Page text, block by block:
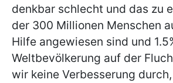
denkbar schlecht und das zu
der 300 Millionen Menschen
Hilfe angewiesen sind und
Weltbevölkerung auf der
wir keine Verbesserung